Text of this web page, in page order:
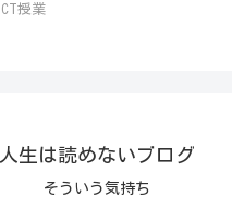
ICT授業
人生は読めないブログ
そういう気持ち